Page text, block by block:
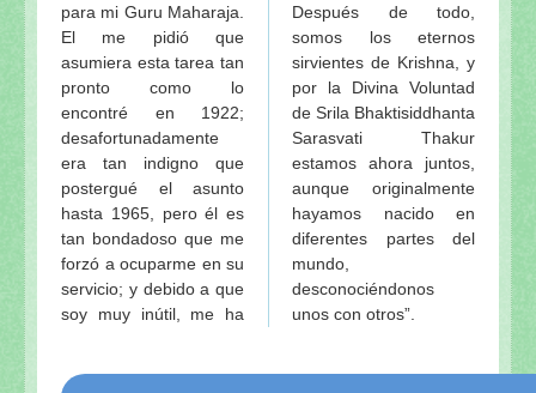
para mi Guru Maharaja.
El me pidió que
asumiera esta tarea tan
pronto como lo
encontré en 1922;
desafortunadamente
era tan indigno que
postergué el asunto
hasta 1965, pero él es
tan bondadoso que me
forzó a ocuparme en su
servicio; y debido a que
soy muy inútil, me ha
Después de todo,
somos los eternos
sirvientes de Krishna, y
por la Divina Voluntad
de Srila Bhaktisiddhanta
Sarasvati Thakur
estamos ahora juntos,
aunque originalmente
hayamos nacido en
diferentes partes del
mundo,
desconociéndonos
unos con otros”.